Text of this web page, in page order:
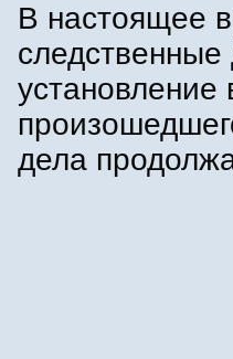
В настоящее
установление
дела